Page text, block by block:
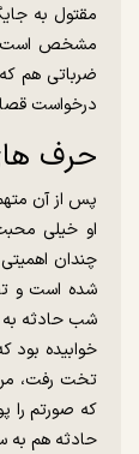
مقتول به
مشخص است
ضرباتی هم که
درخواست
حرف
پس از آن
او خیلی
چندان
شده است و
شب حادثه به
خوابیده بود
تخت رفت، من
که صورتم را
حادثه هم به